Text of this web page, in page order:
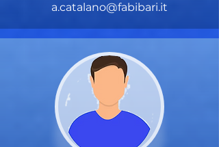
a.catalano@fabibari.it